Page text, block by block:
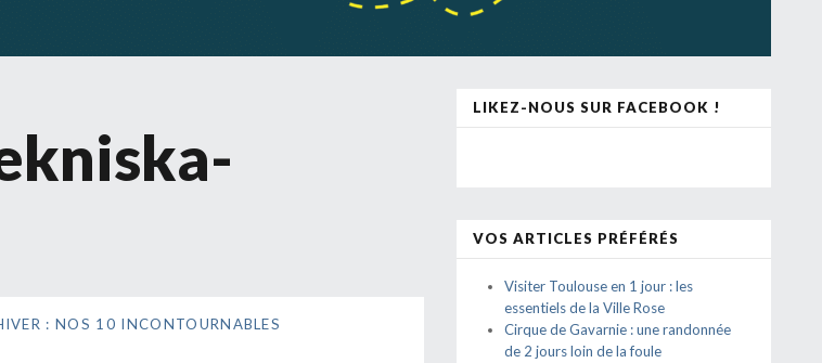
: NOS 10 INCONTOURNABLES
LIKEZ-NOUS SUR FACEBOOK !
VOS ARTICLES PRÉFÉRÉS
Visiter Toulouse en 1 jour : les
essentiels de la Ville Rose
Cirque de Gavarnie : une randonnée
de 2 jours loin de la foule